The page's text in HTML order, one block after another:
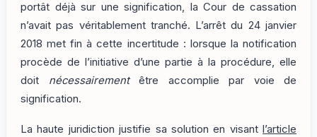
portât déjà sur une signification, la Cour de cassation
n’avait pas véritablement tranché. L’arrêt du 24 janvier
2018 met fin à cette incertitude : lorsque la notification
procède de l’initiative d’une partie à la procédure, elle
doit nécessairementêtre accomplie par voie de
signification.
La haute juridiction justifie sa solution en visant l’article